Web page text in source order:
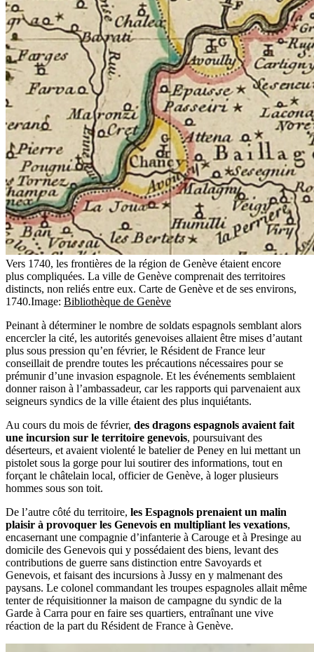
Vers 1740, les frontières de la région de Genève étaient encore
plus compliquées. La ville de Genève comprenait des territoires
distincts, non reliés entre eux. Carte de Genève et de ses environs,
1740.Image: Bibliothèque de Genève
Peinant à déterminer le nombre de soldats espagnols semblant alors
encercler la cité, les autorités genevoises allaient être mises d’autant
plus sous pression qu’en février, le Résident de France leur
conseillait de prendre toutes les précautions nécessaires pour se
prémunir d’une invasion espagnole. Et les événements semblaient
donner raison à l’ambassadeur, car les rapports qui parvenaient aux
seigneurs syndics de la ville étaient des plus inquiétants.
Au cours du mois de février, des dragons espagnols avaient fait
une incursion sur le territoire genevois, poursuivant des
déserteurs, et avaient violenté le batelier de Peney en lui mettant un
pistolet sous la gorge pour lui soutirer des informations, tout en
forçant le châtelain local, officier de Genève, à loger plusieurs
hommes sous son toit.
De l’autre côté du territoire, les Espagnols prenaient un malin
plaisir à provoquer les Genevois en multipliant les vexations,
encasernant une compagnie d’infanterie à Carouge et à Presinge au
domicile des Genevois qui y possédaient des biens, levant des
contributions de guerre sans distinction entre Savoyards et
Genevois, et faisant des incursions à Jussy en y malmenant des
paysans. Le colonel commandant les troupes espagnoles allait même
tenter de réquisitionner la maison de campagne du syndic de la
Garde à Carra pour en faire ses quartiers, entraînant une vive
réaction de la part du Résident de France à Genève.